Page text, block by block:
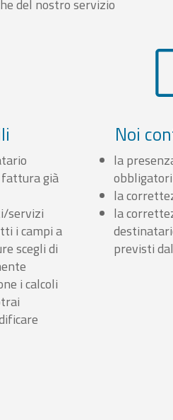
del nostro servizio
già
servizi
i campi a
scegli di
i calcoli
Noi
la
la
la
previsti